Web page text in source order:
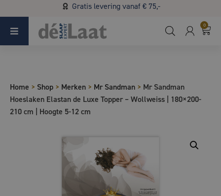
Gratis levering vanaf € 75,-
Koopzondag 29 maart in Bladel van 13.00 - 17.00
0
Home > Shop > Merken > Mr Sandman > Mr Sandman
Hoeslaken Elastan de Luxe Topper – Wollweiss | 180×200-
210 cm | Hoogte 5-12 cm